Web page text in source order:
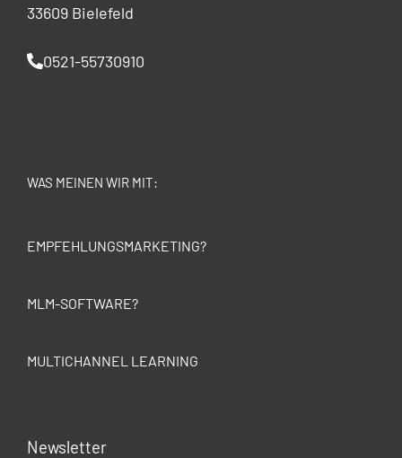
33609 Bielefeld
0521-55730910
WAS MEINEN WIR MIT:
EMPFEHLUNGSMARKETING?
MLM-SOFTWARE?
MULTICHANNEL LEARNING
Newsletter